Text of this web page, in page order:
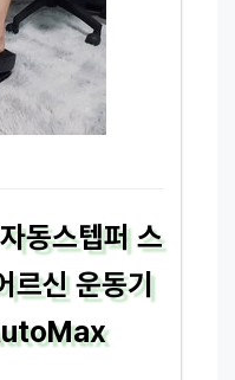
동스텝퍼 스
르신 운동기